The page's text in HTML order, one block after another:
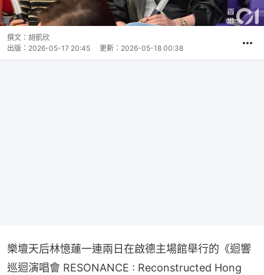
撰文： 胡凱欣
出版： 2026-05-17 20:45 更新： 2026-05-18 00:38
樂壇天后林憶蓮一連兩日在啟德主場館舉行的《迴響
巡迴演唱會 RESONANCE : Reconstructed Hong